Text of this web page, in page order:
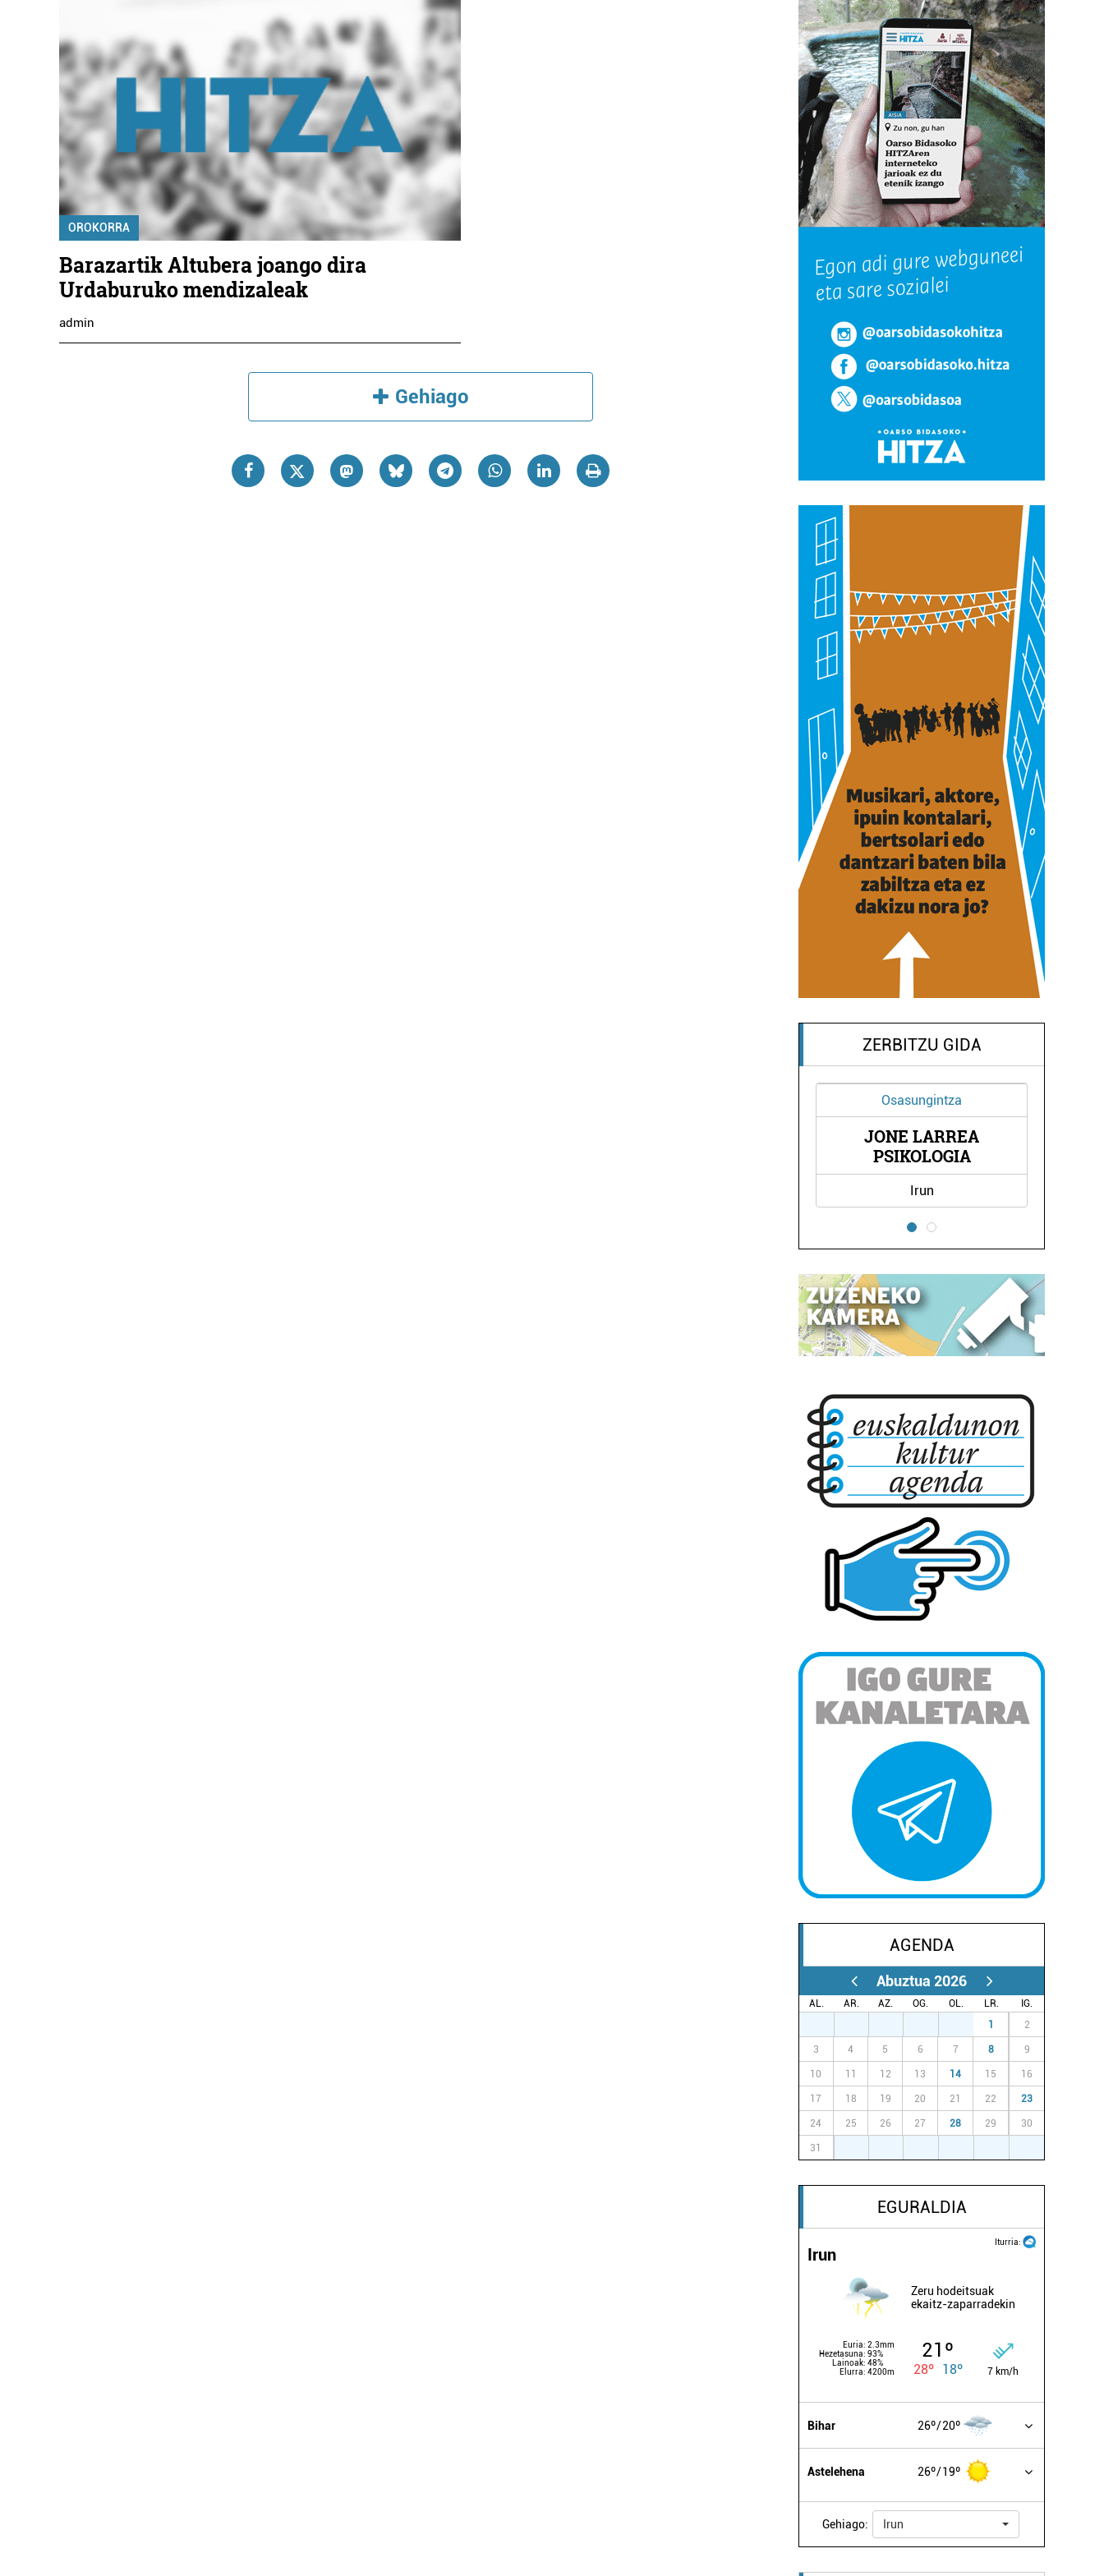
OROKORRA
Barazartik Altubera joango dira
Urdaburuko mendizaleak
admin
Gehiago
ZERBITZU GIDA
Osasungintza
JONE LARREA
PSIKOLOGIA
Irun
AGENDA
Abuztua 2026
AL. AR. AZ. OG. OL. LR.
IG.
1 2
3 4 5 6 7 8 9
10 11 12 13 14 15 16
17 18 19 20 21 22 23
24 25 26 27 28 29 30
31
EGURALDIA
Iturria:
Irun
Zeru hodeitsuak
ekaitz-zaparradekin
Euria: 2.3mm
Hezetasuna: 93%
Lainoak: 48%
Elurra: 4200m
21º
28º 18º 7 km/h
Bihar 26º 20º
Astelehena 26º 19º
Gehiago: Irun